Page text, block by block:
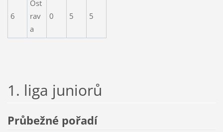
6
Ost
rav
a
0 5 5
1. liga juniorů
Průbežné pořadí